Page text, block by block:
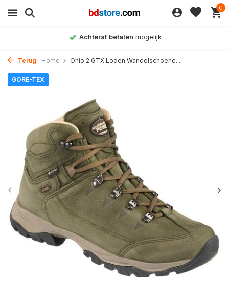
0
Achteraf betalen mogelijk
Terug Home Ohio 2 GTX Loden Wandelschoene...
GORE-TEX